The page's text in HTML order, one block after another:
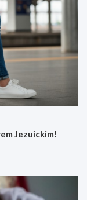
Jezuickim!